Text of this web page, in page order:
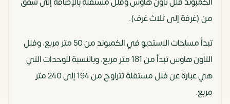
من (غرفة إلى ثلاث غرف).
تبدأ مساحات الاستديو في الكمبوند من 50 متر مربع، وفلل
التاون هاوس تبدأ من 181 متر مربع، وبالنسبة للوحدات التي
هي عبارة عن فلل مستقلة تتراوح من 194 إلى 240 متر
مربع.